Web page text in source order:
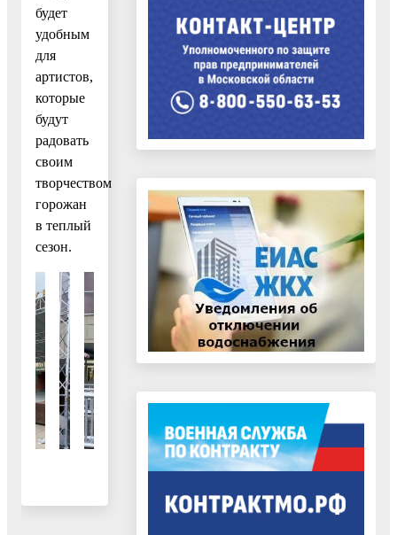
будет
удобным
для
артистов,
которые
будут
радовать
своим
творчеством
горожан
в теплый
сезон.